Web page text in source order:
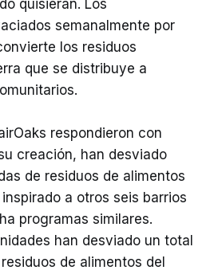
quisieran. Los
semanalmente por
los residuos
que se distribuye a
respondieron con
creación, han desviado
de residuos de alimentos
a otros seis barrios
programas similares.
han desviado un total
de alimentos del